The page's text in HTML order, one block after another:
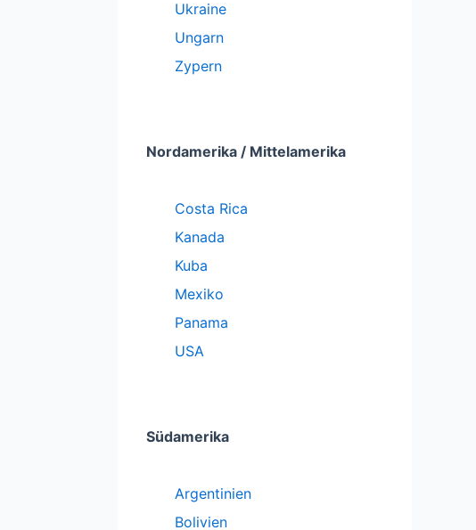
Ukraine
Ungarn
Zypern
Nordamerika / Mittelamerika
Costa Rica
Kanada
Kuba
Mexiko
Panama
USA
Südamerika
Argentinien
Bolivien